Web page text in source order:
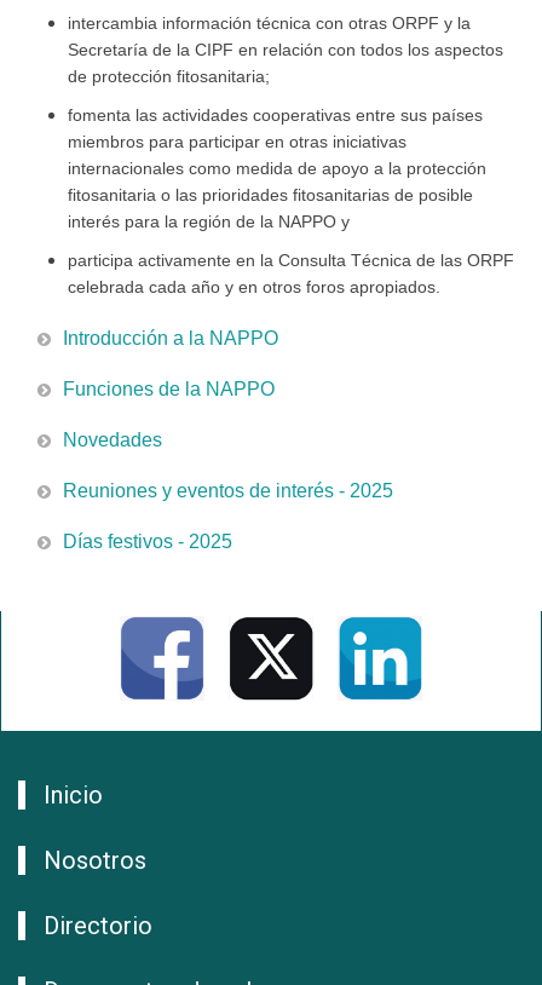
intercambia información técnica con otras ORPF y la
Secretaría de la CIPF en relación con todos los aspectos
de protección fitosanitaria;
fomenta las actividades cooperativas entre sus países
miembros para participar en otras iniciativas
internacionales como medida de apoyo a la protección
fitosanitaria o las prioridades fitosanitarias de posible
interés para la región de la NAPPO y
participa activamente en la Consulta Técnica de las ORPF
celebrada cada año y en otros foros apropiados.
Introducción a la NAPPO
Funciones de la NAPPO
Novedades
Reuniones y eventos de interés - 2025
Días festivos - 2025
Inicio
Nosotros
Directorio